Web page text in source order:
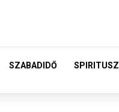
SZABADIDŐ SPIRITUSZ